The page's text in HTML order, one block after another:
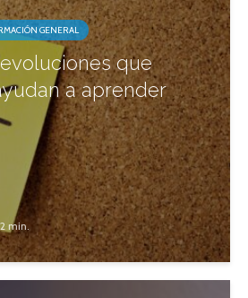
GENERAL
que
a aprender
2 min.